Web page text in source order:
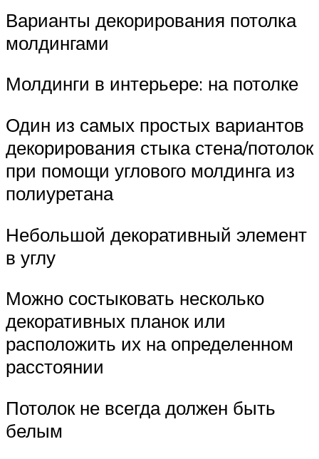
Варианты декорирования потолка
молдингами
Молдинги в интерьере: на потолке
Один из самых простых вариантов
декорирования стыка стена/потолок
при помощи углового молдинга из
полиуретана
Небольшой декоративный элемент
в углу
Можно состыковать несколько
декоративных планок или
расположить их на определенном
расстоянии
Потолок не всегда должен быть
белым